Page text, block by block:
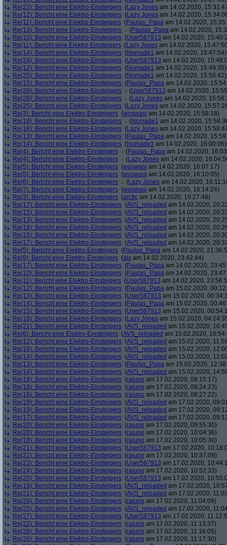
Re(23): Bericht eine Elektro-Einsteigers (Lazy Jones am 14.02.2020,
Re(12): Bericht eine Elektro-Einsteigers (Lazy Jones am 14.02.2020,
Re(11): Bericht eine Elektro-Einsteigers (Paulas_Papa am 14.02.2020,
Re(13): Bericht eine Elektro-Einsteigers
(Paulas_Papa am 14.02.2020,
Re(10): Bericht eine Elektro-Einsteigers (User587913 am 14.02.2020,
Re(11): Bericht eine Elektro-Einsteigers (Lazy Jones am 14.02.2020,
Re(14): Bericht eine Elektro-Einsteigers (Nomade1 am 14.02.2020, 15:47:54)
Re(24): Bericht eine Elektro-Einsteigers (User587913 am 14.02.2020,
Re(12): Bericht eine Elektro-Einsteigers (Nomade1 am 14.02.2020, 15:49:35)
Re(25): Bericht eine Elektro-Einsteigers (Nomade1 am 14.02.2020, 15:50:42)
Re(15): Bericht eine Elektro-Einsteigers (Paulas_Papa am 14.02.2020,
Re(26): Bericht eine Elektro-Einsteigers
(User587913 am 14.02.2020,
Re(26): Bericht eine Elektro-Einsteigers
(Lazy Jones am 14.02.2020,
Re(25): Bericht eine Elektro-Einsteigers (Lazy Jones am 14.02.2020,
Re(3): Bericht eine Elektro-Einsteigers (woswasi am 14.02.2020, 15:58:18)
Re(16): Bericht eine Elektro-Einsteigers
(Nomade1 am 14.02.2020,
Re(16): Bericht eine Elektro-Einsteigers (Lazy Jones am 14.02.2020,
Re(13): Bericht eine Elektro-Einsteigers (Paulas_Papa am 14.02.2020,
Re(14): Bericht eine Elektro-Einsteigers (Nomade1 am 14.02.2020, 16:00:06)
Re(4): Bericht eine Elektro-Einsteigers
(Paulas_Papa am 14.02.2020,
Re(4): Bericht eine Elektro-Einsteigers
(Lazy Jones am 14.02.2020,
Re(5): Bericht eine Elektro-Einsteigers (woswasi am 14.02.2020, 16:07:17)
Re(5): Bericht eine Elektro-Einsteigers (woswasi am 14.02.2020, 16:10:05)
Re(6): Bericht eine Elektro-Einsteigers
(Lazy Jones am 14.02.2020,
Re(7): Bericht eine Elektro-Einsteigers (woswasi am 14.02.2020, 16:14:24)
Re(3): Bericht eine Elektro-Einsteigers (arctic am 14.02.2020, 19:27:48)
Re(17): Bericht eine Elektro-Einsteigers (AVS_reloaded am 14.02.2020,
Re(15): Bericht eine Elektro-Einsteigers (AVS_reloaded am 14.02.2020,
Re(13): Bericht eine Elektro-Einsteigers (AVS_reloaded am 14.02.2020,
Re(18): Bericht eine Elektro-Einsteigers (AVS_reloaded am 14.02.2020,
Re(15): Bericht eine Elektro-Einsteigers (AVS_reloaded am 14.02.2020,
Re(17): Bericht eine Elektro-Einsteigers (AVS_reloaded am 14.02.2020,
Re(5): Bericht eine Elektro-Einsteigers (Paulas_Papa am 14.02.2020,
Re(9): Bericht eine Elektro-Einsteigers (alx am 14.02.2020, 23:42:44)
Re(17): Bericht eine Elektro-Einsteigers (Paulas_Papa am 14.02.2020,
Re(10): Bericht eine Elektro-Einsteigers (Paulas_Papa am 14.02.2020,
Re(11): Bericht eine Elektro-Einsteigers (User587913 am 14.02.2020,
Re(12): Bericht eine Elektro-Einsteigers (Paulas_Papa am 15.02.2020,
Re(13): Bericht eine Elektro-Einsteigers (User587913 am 15.02.2020,
Re(14): Bericht eine Elektro-Einsteigers (Paulas_Papa am 15.02.2020,
Re(15): Bericht eine Elektro-Einsteigers (User587913 am 15.02.2020,
Re(18): Bericht eine Elektro-Einsteigers (Lazy Jones am 15.02.2020,
Re(21): Bericht eine Elektro-Einsteigers (AVS_reloaded am 15.02.2020,
Re(6): Bericht eine Elektro-Einsteigers (AVS_reloaded am 15.02.2020,
Re(12): Bericht eine Elektro-Einsteigers (AVS_reloaded am 15.02.2020,
Re(16): Bericht eine Elektro-Einsteigers (AVS_reloaded am 15.02.2020,
Re(14): Bericht eine Elektro-Einsteigers (AVS_reloaded am 15.02.2020,
Re(13): Bericht eine Elektro-Einsteigers (Paulas_Papa am 15.02.2020,
Re(14): Bericht eine Elektro-Einsteigers (AVS_reloaded am 15.02.2020,
Re(18): Bericht eine Elektro-Einsteigers (raiuno am 17.02.2020, 08:15:17)
Re(18): Bericht eine Elektro-Einsteigers (raiuno am 17.02.2020, 08:24:23)
Re(16): Bericht eine Elektro-Einsteigers (raiuno am 17.02.2020, 08:27:22)
Re(19): Bericht eine Elektro-Einsteigers (AVS_reloaded am 17.02.2020,
Re(19): Bericht eine Elektro-Einsteigers (AVS_reloaded am 17.02.2020,
Re(17): Bericht eine Elektro-Einsteigers (AVS_reloaded am 17.02.2020,
Re(20): Bericht eine Elektro-Einsteigers (raiuno am 17.02.2020, 09:55:30)
Re(20): Bericht eine Elektro-Einsteigers (raiuno am 17.02.2020, 10:04:36)
Re(18): Bericht eine Elektro-Einsteigers (raiuno am 17.02.2020, 10:05:30)
Re(21): Bericht eine Elektro-Einsteigers (User587913 am 17.02.2020,
Re(22): Bericht eine Elektro-Einsteigers (raiuno am 17.02.2020, 10:37:09)
Re(23): Bericht eine Elektro-Einsteigers (User587913 am 17.02.2020,
Re(24): Bericht eine Elektro-Einsteigers (raiuno am 17.02.2020, 10:52:33)
Re(25): Bericht eine Elektro-Einsteigers (User587913 am 17.02.2020,
Re(19): Bericht eine Elektro-Einsteigers (AVS_reloaded am 17.02.2020,
Re(21): Bericht eine Elektro-Einsteigers (AVS_reloaded am 17.02.2020,
Re(26): Bericht eine Elektro-Einsteigers (raiuno am 17.02.2020, 11:04:09)
Re(25): Bericht eine Elektro-Einsteigers (AVS_reloaded am 17.02.2020,
Re(27): Bericht eine Elektro-Einsteigers (User587913 am 17.02.2020,
Re(22): Bericht eine Elektro-Einsteigers (raiuno am 17.02.2020, 11:13:37)
Re(28): Bericht eine Elektro-Einsteigers (raiuno am 17.02.2020, 11:16:05)
Re(26): Bericht eine Elektro-Einsteigers (raiuno am 17.02.2020, 11:17:30)